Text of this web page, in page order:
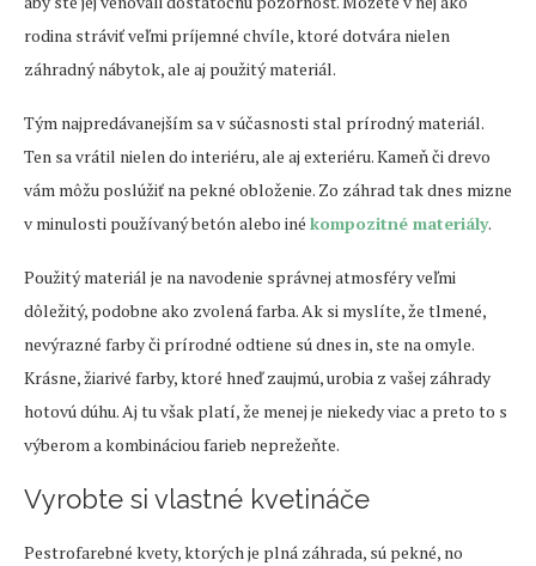
rodina stráviť veľmi príjemné chvíle, ktoré dotvára nielen
záhradný nábytok, ale aj použitý materiál.
Tým najpredávanejším sa v súčasnosti stal prírodný materiál.
Ten sa vrátil nielen do interiéru, ale aj exteriéru. Kameň či drevo
vám môžu poslúžiť na pekné obloženie. Zo záhrad tak dnes mizne
v minulosti používaný betón alebo iné kompozitné materiály.
Použitý materiál je na navodenie správnej atmosféry veľmi
dôležitý, podobne ako zvolená farba. Ak si myslíte, že tlmené,
nevýrazné farby či prírodné odtiene sú dnes in, ste na omyle.
Krásne, žiarivé farby, ktoré hneď zaujmú, urobia z vašej záhrady
hotovú dúhu. Aj tu však platí, že menej je niekedy viac a preto to s
výberom a kombináciou farieb neprežeňte.
Vyrobte si vlastné kvetináče
Pestrofarebné kvety, ktorých je plná záhrada, sú pekné, no